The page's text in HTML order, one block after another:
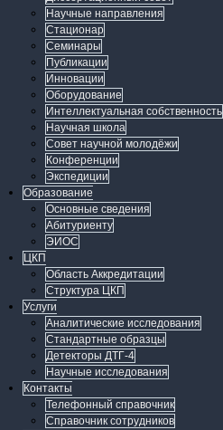
Научные направления
Стационар
Семинары
Публикации
Инновации
Оборудование
Интеллектуальная собственность
Научная школа
Совет научной молодёжи
Конференции
Экспедиции
Образование
Основные сведения
Абитуриенту
ЭИОС
ЦКП
Область Аккредитации
Структура ЦКП
Услуги
Аналитические исследования
Стандартные образцы
Детекторы ДТГ-4
Научные исследования
Контакты
Телефонный справочник
Справочник сотрудников